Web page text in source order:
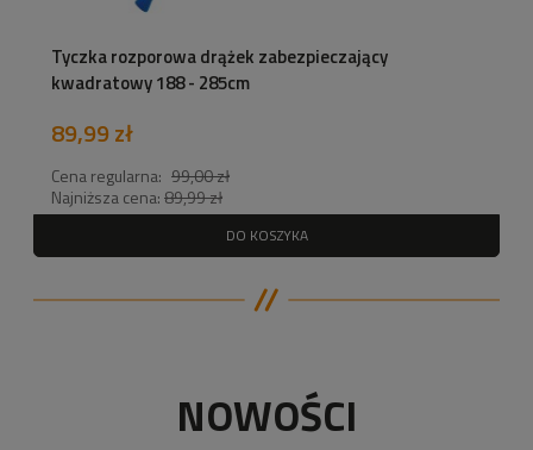
Tyczka rozporowa drążek zabezpieczający
kwadratowy 188 - 285cm
89,99 zł
Cena regularna: 99,00 zł
Najniższa cena:89,99 zł
DO KOSZYKA
NOWOŚCI